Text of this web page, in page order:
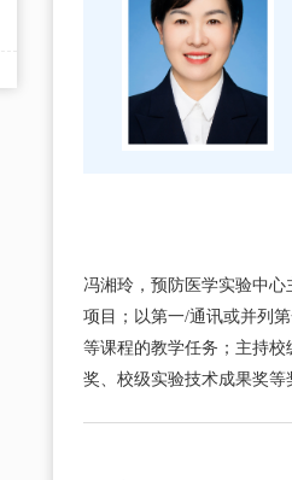
冯湘玲，预防医学实验中
项目；以第一/通讯或并列
等课程的教学任务；主持
奖、校级实验技术成果奖等